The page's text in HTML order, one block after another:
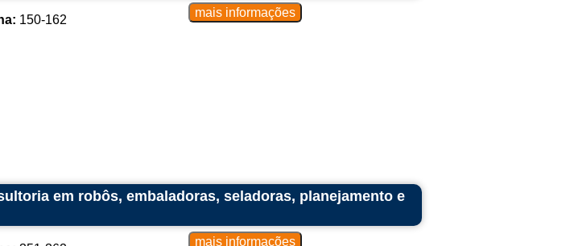
150-162
em robôs, embaladoras, seladoras, planejamento e